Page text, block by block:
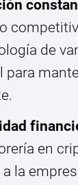
de
para
en
la